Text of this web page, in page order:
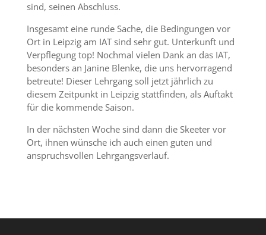
sind, seinen Abschluss.
Insgesamt eine runde Sache, die Bedingungen vor
Ort in Leipzig am IAT sind sehr gut. Unterkunft und
Verpflegung top! Nochmal vielen Dank an das IAT,
besonders an Janine Blenke, die uns hervorragend
betreute! Dieser Lehrgang soll jetzt jährlich zu
diesem Zeitpunkt in Leipzig stattfinden, als Auftakt
für die kommende Saison.
In der nächsten Woche sind dann die Skeeter vor
Ort, ihnen wünsche ich auch einen guten und
anspruchsvollen Lehrgangsverlauf.